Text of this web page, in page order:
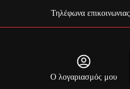
Τηλέφωνα επικοινωνιας
O λογαριασμός μου